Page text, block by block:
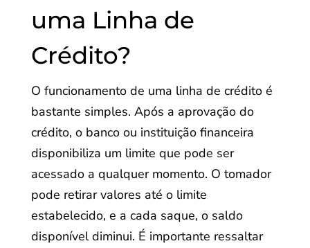
uma Linha de
Crédito?
O funcionamento de uma linha de crédito é
bastante simples. Após a aprovação do
crédito, o banco ou instituição financeira
disponibiliza um limite que pode ser
acessado a qualquer momento. O tomador
pode retirar valores até o limite
estabelecido, e a cada saque, o saldo
disponível diminui. É importante ressaltar